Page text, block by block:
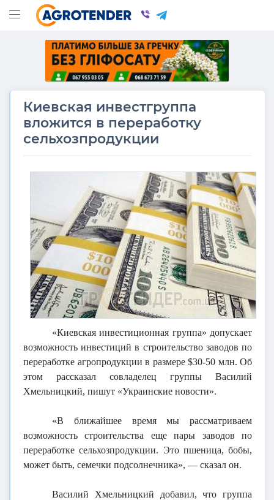
Киевская инвестгруппа
вложится в переработку
сельхозпродукции
«Киевская инвестиционная группа» допускает
возможность инвестиций в строительство заводов по
переработке агропродукции в размере $30-50 млн. Об
этом рассказал совладелец группы Василий
Хмельницкий, пишут «Украинские новости».
«В ближайшее время мы рассматриваем
возможность строительства еще пары заводов по
переработке сельхозпродукции. Это пшеница, бобы,
может быть, семечки подсолнечника», — сказал он.
Василий Хмельницкий добавил, что группа